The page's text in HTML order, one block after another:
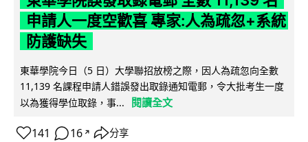
申請人一度空歡喜 專家:人為疏忽+系統
防護缺失
東華學院今日（5 日）大學聯招放榜之際，因人為疏忽向全數
11,139 名課程申請人錯誤發出取錄通知電郵，令大批考生一度
以為獲得學位取錄，事...
閱讀全文
141 16 ↗ 分享